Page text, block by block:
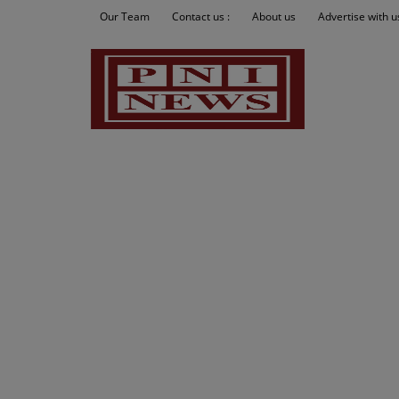
Our Team Contact us : About us Advertise with